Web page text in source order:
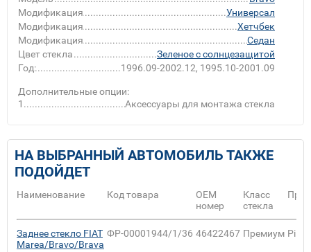
Модификация
Универсал
Модификация
Хетчбек
Модификация
Седан
Цвет стекла
Зеленое с солнцезащитой
Год:
1996.09-2002.12, 1995.10-2001.09
Дополнительные опции:
1
Аксессуары для монтажа стекла
НА ВЫБРАННЫЙ АВТОМОБИЛЬ ТАКЖЕ
ПОДОЙДЕТ
Наименование Код товара
ОЕМ
номер
Класс
стекла
Заднее стекло FIAT
Marea/Bravo/Brava
ФР-00001944/1/36 46422467 Премиум